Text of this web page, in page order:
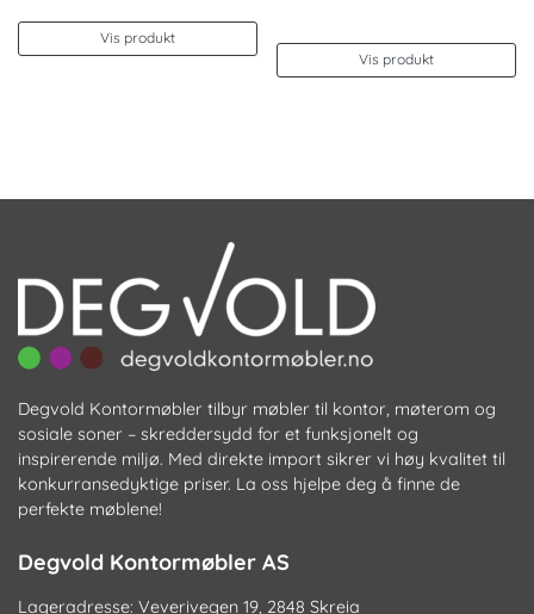
kr. 5.490
Vis produkt
Dette
produktet
har
velges
Vis produkt
Degvold Kontormøbler tilbyr møbler til kontor, møterom og
sosiale soner – skreddersydd for et funksjonelt og
inspirerende miljø. Med direkte import sikrer vi høy kvalitet til
konkurransedyktige priser. La oss hjelpe deg å finne de
perfekte møblene!
Degvold Kontormøbler AS
Lageradresse: Veverivegen 19, 2848 Skreia